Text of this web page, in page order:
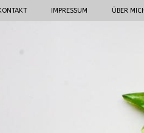
IMPRESSUM ÜBER